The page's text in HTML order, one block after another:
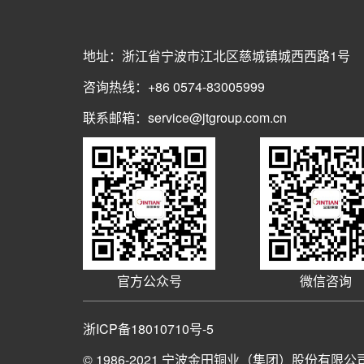
地址：浙江省宁波市江北区慈城镇城西西路1号
咨询热线：+86 0574-83005999
联系邮箱：service@jtgroup.com.cn
官方公众号 微信咨询
浙ICP备18010710号-5
© 1986-2021 宁波金田铜业（集团）股份有限公